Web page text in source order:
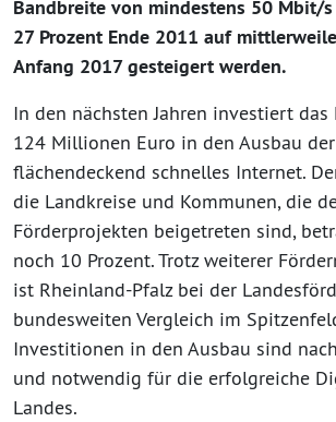
Bandbreite von mindestens 50 Mbit/
27 Prozent Ende 2011 auf
Anfang 2017 gesteigert werden.
In den nächsten Jahren investiert das
124 Millionen Euro in den Ausbau
flächendeckend schnelles Internet.
die Landkreise und Kommunen, die
Förderprojekten beigetreten sind,
noch 10 Prozent. Trotz weiterer
ist Rheinland-Pfalz bei der
bundesweiten Vergleich im
Investitionen in den Ausbau sind
und notwendig für die erfolgreiche
Landes.